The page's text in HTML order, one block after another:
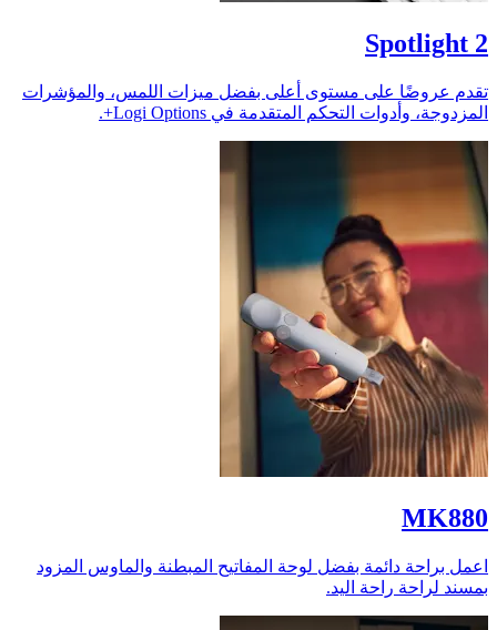
Spotlight 2
تقدم عروضًا على مستوى أعلى بفضل ميزات اللمس، والمؤشرات
المزدوجة، وأدوات التحكم المتقدمة في Logi Options+.
MK880
اعمل براحة دائمة بفضل لوحة المفاتيح المبطنة والماوس المزود
بمسند لراحة راحة اليد.